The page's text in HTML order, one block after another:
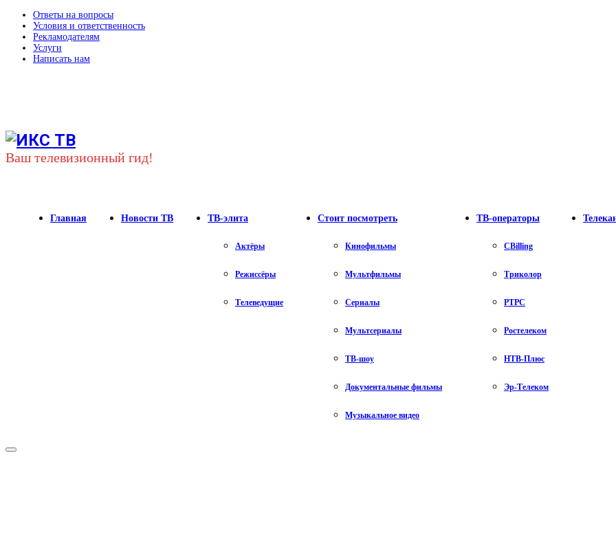
Ответы на вопросы
Условия и ответственность
Рекламодателям
Услуги
Написать нам
Ваш телевизионный гид!
Главная Новости ТВ ТВ-элита
Актёры
Режиссёры
Телеведущие
Стоит посмотреть
Кинофильмы
Мультфильмы
Сериалы
Мультсериалы
ТВ-шоу
Документальные фильмы
Музыкальное видео
ТВ-операторы
CBilling
Триколор
РТРС
Ростелеком
НТВ-Плюс
Эр-Телеком
Primary